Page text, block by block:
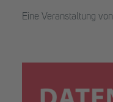
Eine Veranstaltung von